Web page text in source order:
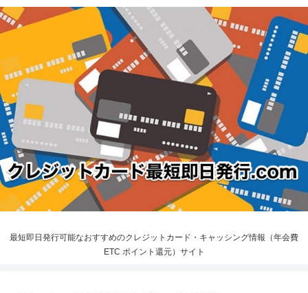
最短即日発行可能なおすすめのクレジットカード・キャッシング情報（年会費
ETC ポイント還元）サイト